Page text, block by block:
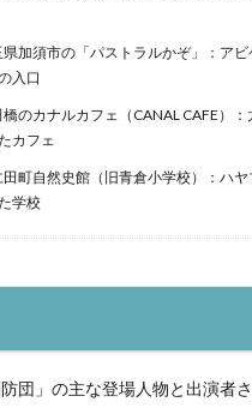
県加須市の「パストラルかぞ」：ア
入口
のカナルカフェ（CANAL CAFE）
カフェ
田町自然史館（旧青倉小学校）：ハ
学校
団」の主な登場人物と出演者